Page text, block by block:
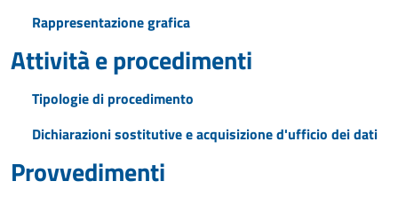
Rappresentazione grafica
Attività e procedimenti
Tipologie di procedimento
Dichiarazioni sostitutive e acquisizione d'ufficio dei dati
Provvedimenti